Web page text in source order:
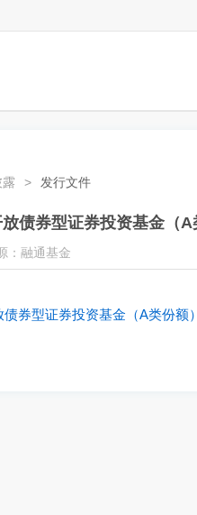
> 发行文件
债券型证券投资基金（
：融通基金
券型证券投资基金（A类份额